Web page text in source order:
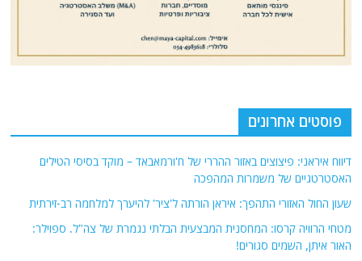
פוסטים אחרונים
דיווח איראני: פיצוצים באזור ההררי של ח'ורמאבאד – מוקד בסיסי הטילים
האסטרטגיים של משמרות המהפכה
שעון החול האזורי התהפך: איראן הורתה ל'ציר' להיערך למלחמה רב-זירתית
מטחי הרוויה קרסו: המחסנית המבצעית הבלתי נגמרת של צה"ל. ספוילר:
האור איתן, השמים סגורים!